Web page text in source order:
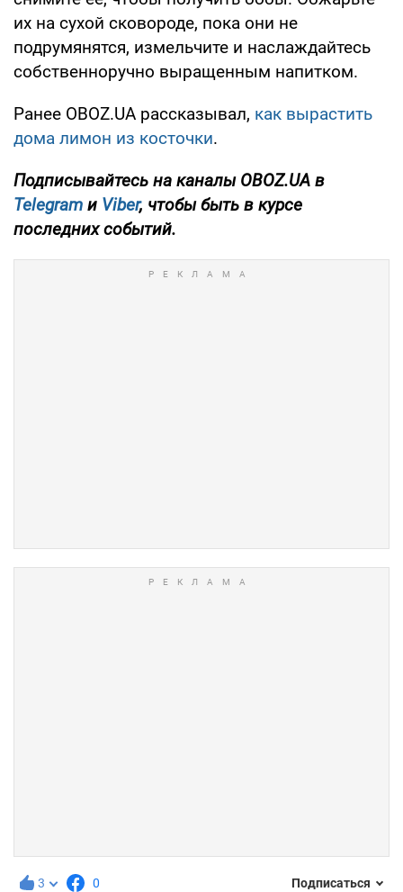
их на сухой сковороде, пока они не
подрумянятся, измельчите и наслаждайтесь
собственноручно выращенным напитком.
Ранее OBOZ.UA рассказывал, как вырастить
дома лимон из косточки.
Подписывайтесь на каналы OBOZ.UA в
Telegram и Viber, чтобы быть в курсе
последних событий.
3 0 Подписаться